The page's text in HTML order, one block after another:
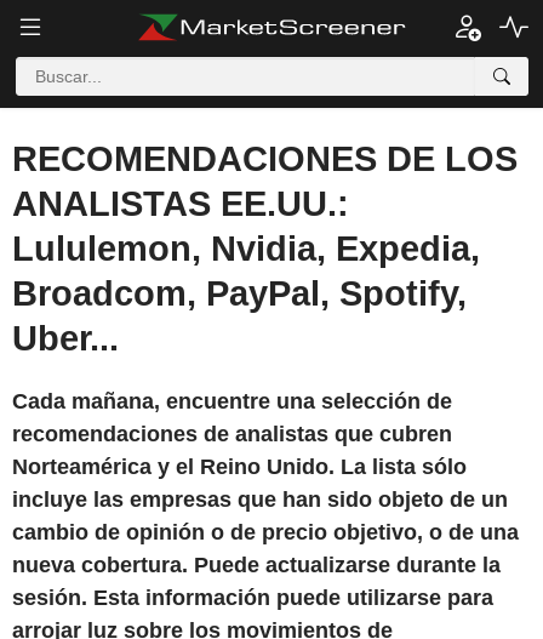
RECOMENDACIONES DE LOS
ANALISTAS EE.UU.:
Lululemon, Nvidia, Expedia,
Broadcom, PayPal, Spotify,
Uber...
Cada mañana, encuentre una selección de
recomendaciones de analistas que cubren
Norteamérica y el Reino Unido. La lista sólo
incluye las empresas que han sido objeto de un
cambio de opinión o de precio objetivo, o de una
nueva cobertura. Puede actualizarse durante la
sesión. Esta información puede utilizarse para
arrojar luz sobre los movimientos de